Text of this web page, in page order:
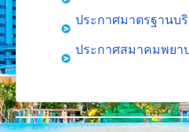
งานวิจัย
คู่มือการพยาบาล
งานวิเคราะห์/สังเคราะห์
นวัตกรรม
ประกาศมาตรฐานบ
ประกาศสมาคมพยา